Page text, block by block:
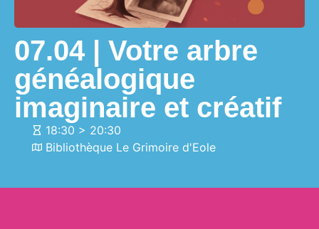
07.04 | Votre arbre
généalogique
imaginaire et créatif
18:30 > 20:30
Bibliothèque Le Grimoire d'Eole